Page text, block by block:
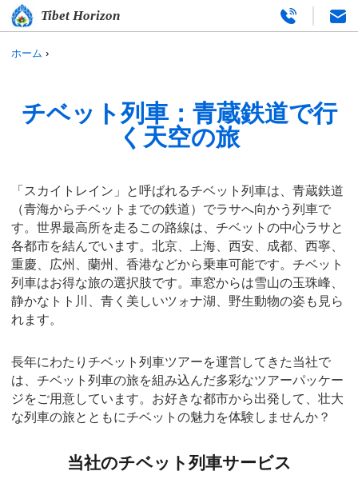
Tibet Horizon
ホーム ›
チベット列車：青蔵鉄道で行
く天空の旅
「スカイトレイン」と呼ばれるチベット列車は、青蔵鉄道
（青海からチベットまでの鉄道）でラサへ向かう列車で
す。世界最高所を走るこの路線は、チベットの中心ラサと
各都市を結んでいます。北京、上海、西安、成都、西寧、
重慶、広州、蘭州、香港などから乗車可能です。チベット
列車はお得な旅の選択肢です。車窓からは雪山の玉珠峰、
静かなトト川、青く美しいツォナ湖、野生動物の姿も見ら
れます。
長年にわたりチベット列車ツアーを運営してきた当社で
は、チベット列車の旅を組み込んだ多彩なツアーパッケー
ジをご用意しています。お好きな都市から出発して、壮大
な列車の旅とともにチベットの魅力を体験しませんか？
当社のチベット列車サービス